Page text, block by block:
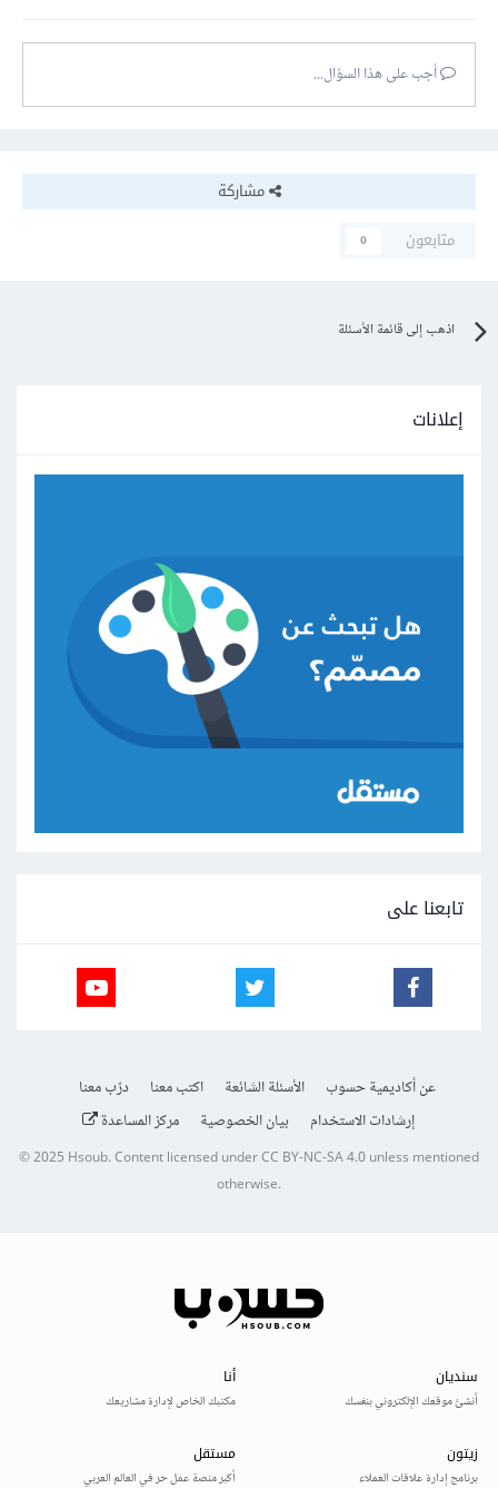
أجب على هذا السؤال...
مشاركة
متابعون
0
اذهب إلى قائمة الأسئلة
إعلانات
تابعنا على
عن أكاديمية حسوب الأسئلة الشائعة اكتب معنا
درّب معنا
إرشادات الاستخدام
بيان الخصوصية مركز المساعدة
© 2025Hsoub.Content licensed underCC BY-NC-SA 4.0unless mentioned
otherwise.